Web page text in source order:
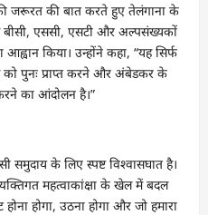
जरूरत की बात करते हुए तेलंगाना के
एससी, एसटी और अल्पसंख्यकों
किया। उन्होंने कहा, “यह सिर्फ
पुनः प्राप्त करने और अंबेडकर के
का आंदोलन है।”
समुदाय के लिए स्पष्ट विश्वासघात है।
महत्वाकांक्षा के खेल में बदल
होगा, उठना होगा और जो हमारा